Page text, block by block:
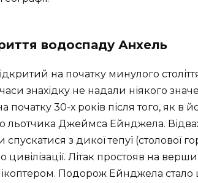
водоспаду Анхель
на початку минулого
знахідку не надали ніякого
30-х років після того, як в
льотчика Джеймса Ейнджела.
з дикої тепуї (столової
цивілізації. Літак простояв на
Подорож Ейнджела стало